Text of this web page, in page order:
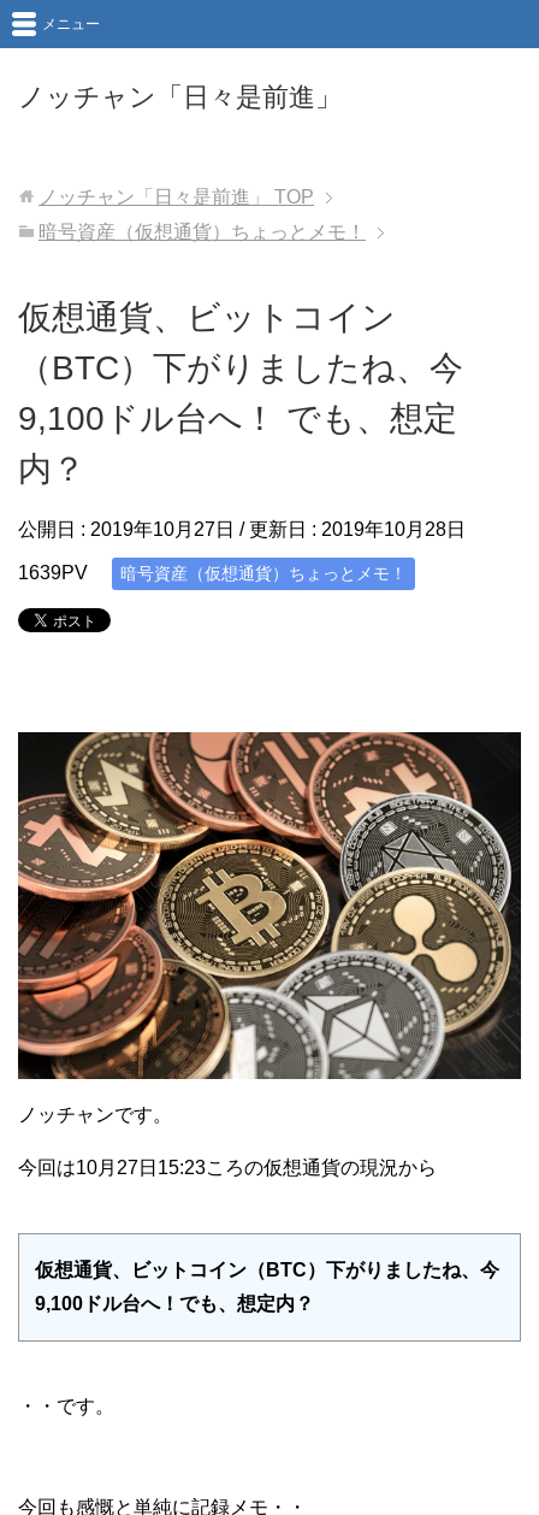
ノッチャン「日々是前進」
メニュー
ノッチャン「日々是前進」
TOP
暗号資産（仮想通貨）ちょっとメモ！
仮想通貨、ビットコイン
（BTC）下がりましたね、今
9,100ドル台へ！ でも、想定
内？
公開日 : 2019年10月27日 / 更新日 : 2019年10月28日
1639PV 暗号資産（仮想通貨）ちょっとメモ！
ノッチャンです。
今回は10月27日15:23ころの仮想通貨の現況から
仮想通貨、ビットコイン（BTC）下がりましたね、今
9,100ドル台へ！でも、想定内？
・・です。
今回も感慨と単純に記録メモ・・